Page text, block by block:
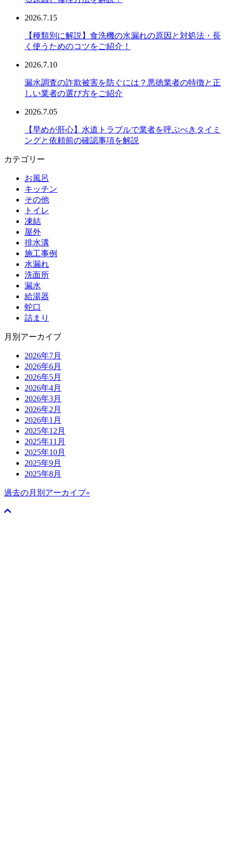
2026.7.15
【種類別に解説】食洗機の水漏れの原因と対処法・長
く使うためのコツをご紹介！
2026.7.10
漏水調査の詐欺被害を防ぐには？悪徳業者の特徴と正
しい業者の選び方をご紹介
2026.7.05
【早めが肝心】水道トラブルで業者を呼ぶべきタイミ
ングと依頼前の確認事項を解説
カテゴリー
お風呂
キッチン
その他
トイレ
凍結
屋外
排水溝
施工事例
水漏れ
洗面所
漏水
給湯器
蛇口
詰まり
月別アーカイブ
2026年7月
2026年6月
2026年5月
2026年4月
2026年3月
2026年2月
2026年1月
2025年12月
2025年11月
2025年10月
2025年9月
2025年8月
過去の月別アーカイブ»